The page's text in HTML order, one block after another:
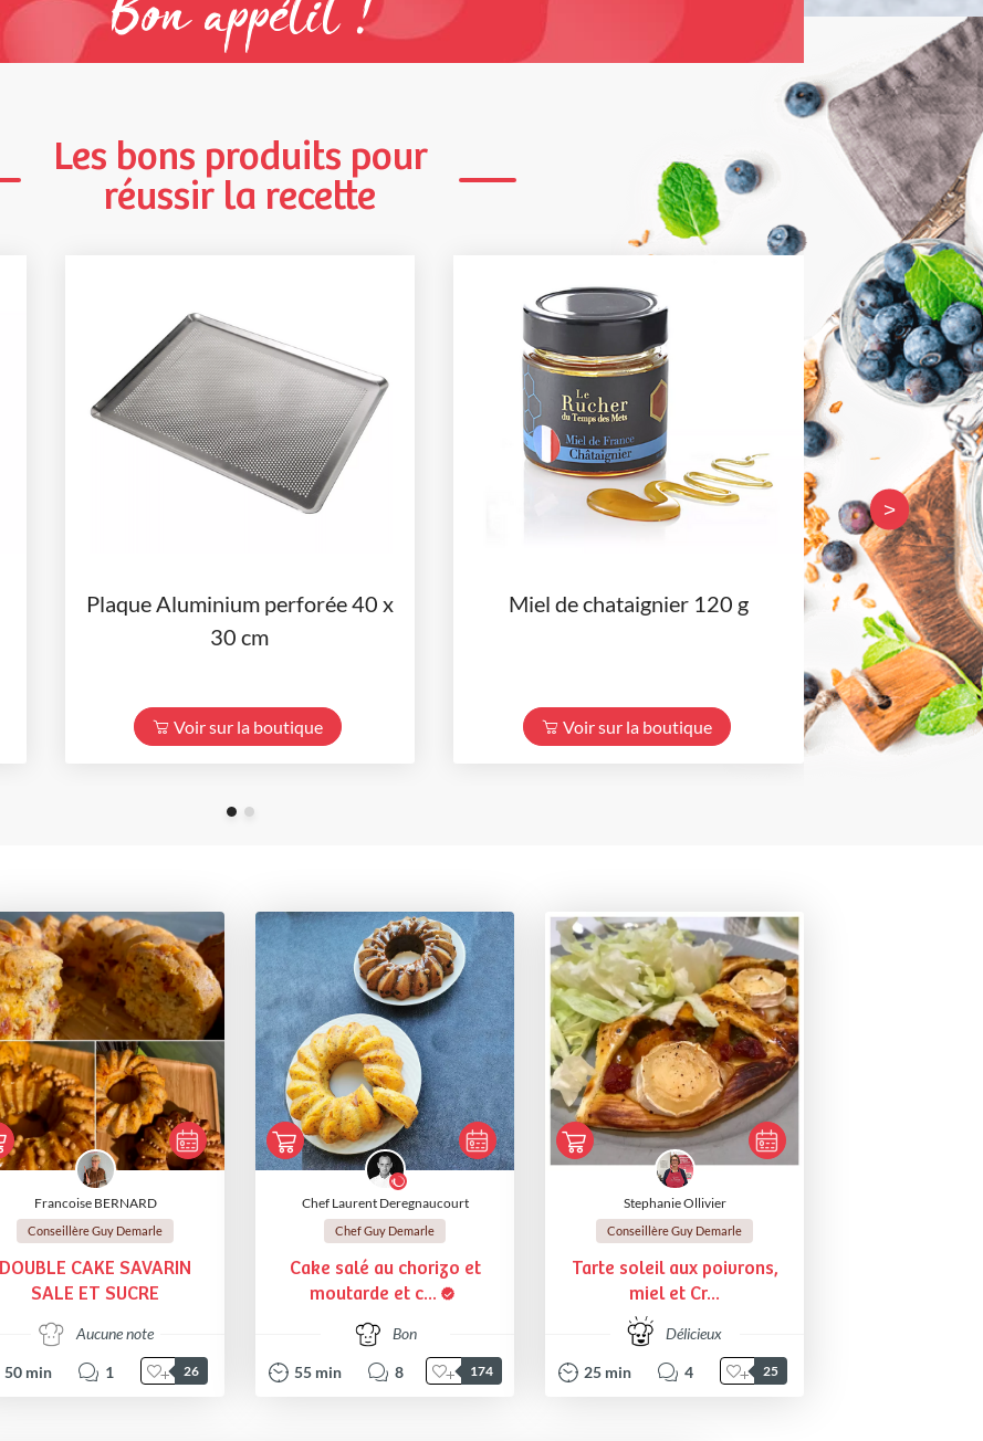
Bon appétit !
Les bons produits pour
réussir la recette
Plaque Aluminium perforée 40 x
30 cm
Voir sur la boutique
Miel de chataignier 120 g
Voir sur la boutique
Piment
>
Francoise BERNARD
Conseillère Guy Demarle
DOUBLE CAKE SAVARIN
SALE ET SUCRE
Aucune note
50 min 1 26
Chef Laurent Deregnaucourt
Chef Guy Demarle
Cake salé au chorizo et
moutarde et c...
Bon
55 min 8 174
Stephanie Ollivier
Conseillère Guy Demarle
Tarte soleil aux poivrons,
miel et Cr...
Délicieux
25 min 4 25